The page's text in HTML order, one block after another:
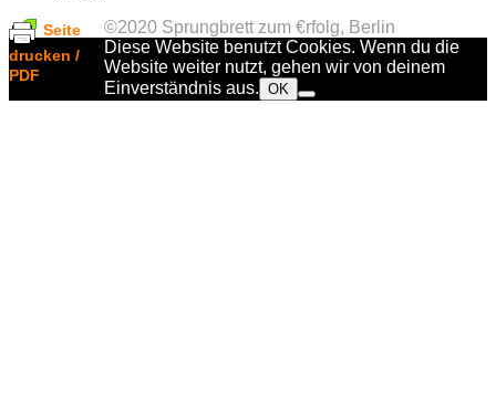
Seite
drucken /
PDF
©2020 Sprungbrett zum €rfolg, Berlin
Diese Website benutzt Cookies. Wenn du die
Website weiter nutzt, gehen wir von deinem
Einverständnis aus.
OK